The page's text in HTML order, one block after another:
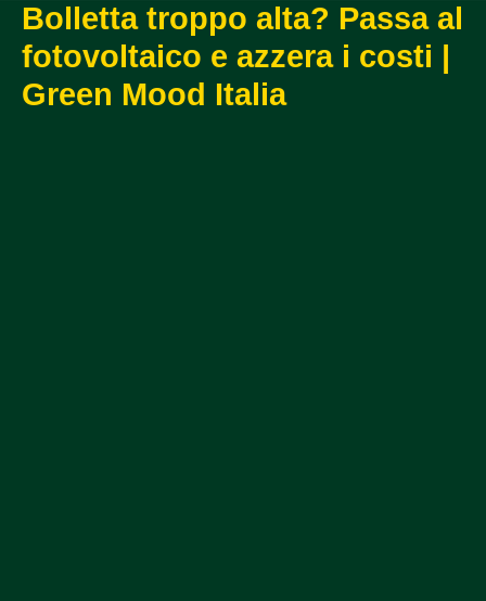
Bolletta troppo alta? Passa al
fotovoltaico e azzera i costi |
Green Mood Italia